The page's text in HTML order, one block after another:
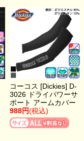
コーコス [Dickies] D-
3026 ドライパワーサ
ポート アームカバー
988円(税込)